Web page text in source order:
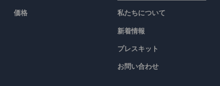
価格
私たちについて
新着情報
プレスキット
お問い合わせ